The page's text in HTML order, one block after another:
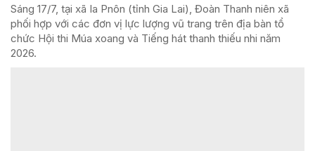
Sáng 17/7, tại xã Ia Pnôn (tỉnh Gia Lai), Đoàn Thanh niên xã
phối hợp với các đơn vị lực lượng vũ trang trên địa bàn tổ
chức Hội thi Múa xoang và Tiếng hát thanh thiếu nhi năm
2026.